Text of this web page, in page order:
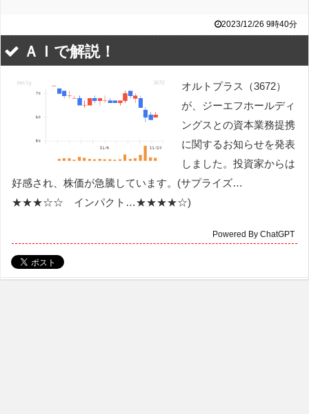
2023/12/26 9時40分
ＡＩで解説！
オルトプラス（3672）
が、ジーエフホールディ
ングスとの資本業務提携
に関するお知らせを発表
しました。投資家からは
好感され、株価が急騰しています。(サプライズ…
★★★☆☆ インパクト…★★★★☆)
Powered By ChatGPT